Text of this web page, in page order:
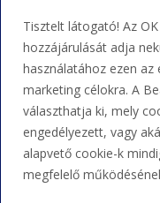
Támogatás
+36 202 343 883
admin@zoner.hu
Tisztelt látogató! Az
hozzájárulását adja
használatához ezen az
marketing célokra. A
választhatja ki, mely
engedélyezett, vagy
alapvető cookie-k
megfelelő